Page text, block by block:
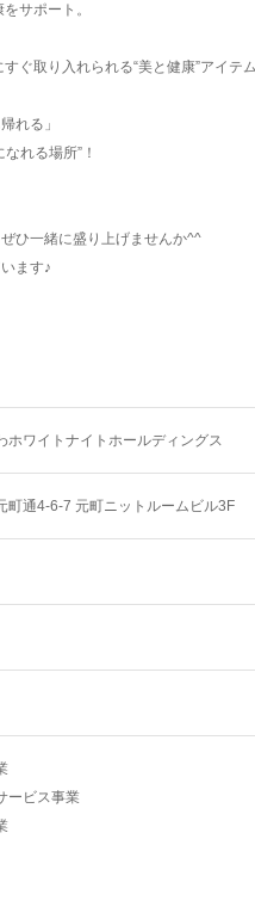
サポート。
ぐ取り入れられる“美と健康”アイテム
れる」
れる場所”！
ひ一緒に盛り上げませんか^^
ます♪
ホワイトナイトホールディングス
町通4-6-7 元町ニットルームビル3F
ービス事業